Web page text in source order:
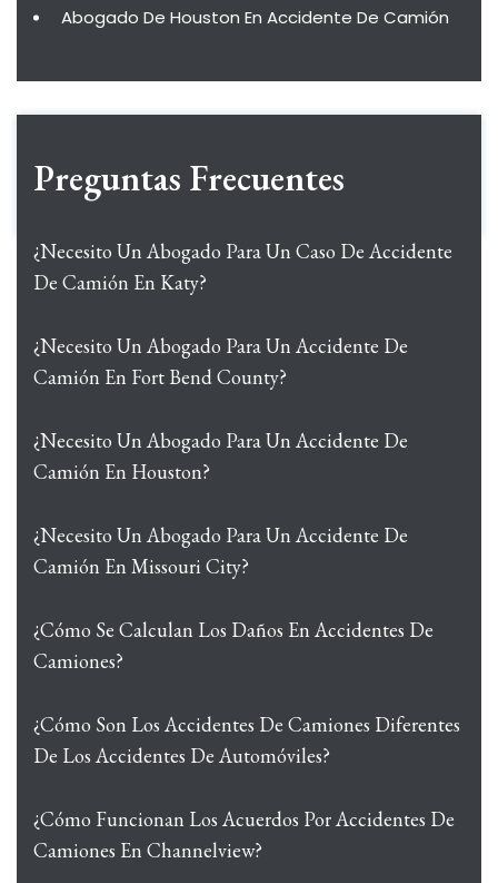
Abogado De Houston En Accidente De Camión
Preguntas Frecuentes
¿Necesito Un Abogado Para Un Caso De Accidente
De Camión En Katy?
¿Necesito Un Abogado Para Un Accidente De
Camión En Fort Bend County?
¿Necesito Un Abogado Para Un Accidente De
Camión En Houston?
¿Necesito Un Abogado Para Un Accidente De
Camión En Missouri City?
¿Cómo Se Calculan Los Daños En Accidentes De
Camiones?
¿Cómo Son Los Accidentes De Camiones Diferentes
De Los Accidentes De Automóviles?
¿Cómo Funcionan Los Acuerdos Por Accidentes De
Camiones En Channelview?